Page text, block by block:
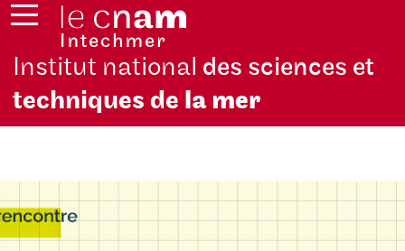
Institut national des sciences et
techniques de la mer